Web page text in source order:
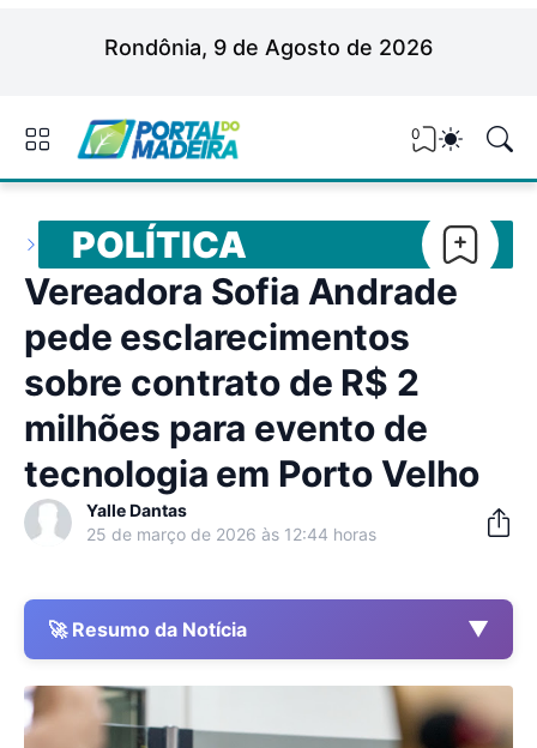
Rondônia, 9 de Agosto de 2026
0
POLÍTICA
Vereadora Sofia Andrade
pede esclarecimentos
sobre contrato de R$ 2
milhões para evento de
tecnologia em Porto Velho
Yalle Dantas
25 de março de 2026 às 12:44 horas
🚀 Resumo da Notícia ▼